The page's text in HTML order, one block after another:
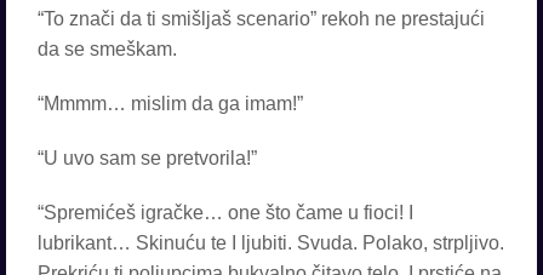
“To znači da ti smišljaš scenario” rekoh ne prestajući
da se smeškam.
“Mmmm… mislim da ga imam!”
“U uvo sam se pretvorila!”
“Spremićeš igračke… one što čame u fioci! I
lubrikant… Skinuću te I ljubiti. Svuda. Polako, strpljivo.